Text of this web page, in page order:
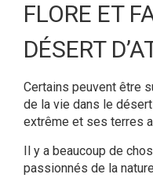
FLORE ET
DÉSERT
Certains peuvent être
de la vie dans le
extrême et ses terres
Il y a beaucoup de
passionnés de la